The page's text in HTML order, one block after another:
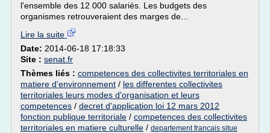
l'ensemble des 12 000 salariés. Les budgets des
organismes retrouveraient des marges de...
Lire la suite
Date: 2014-06-18 17:18:33
Site : senat.fr
Thèmes liés : competences des collectivites territoriales en
matiere d'environnement / les differentes collectivites
territoriales leurs modes d'organisation et leurs
competences / decret d'application loi 12 mars 2012
fonction publique territoriale / competences des collectivites
territoriales en matiere culturelle / departement francais situe